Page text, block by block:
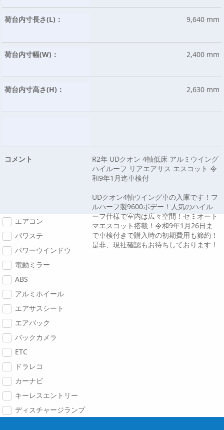
荷台内寸長さ(L)： 9,640 mm
荷台内寸幅(W)： 2,400 mm
荷台内寸高さ(H)： 2,630 mm
コメント
R2年 UDクオン 4軸低床 アルミウイング
ハイルーフ リアエアサス エスコット 令
和9年1月迄車検付
UDクオン4軸ウイング車の入庫です！フ
ルハーフ製9600ボデー！人気のハイル
ーフ仕様で室内は広々空間！セミオート
マエスコット搭載！令和9年1月26日ま
で車検付きで購入時の初期費用も節約！
是非、現社確認もお待ちしております！
エアコン
パワステ
パワーウインドウ
電動ミラー
ABS
アルミホイール
エアサスシート
エアバック
バックカメラ
ETC
ドラレコ
カーナビ
キーレスエントリー
ディスチャージランプ